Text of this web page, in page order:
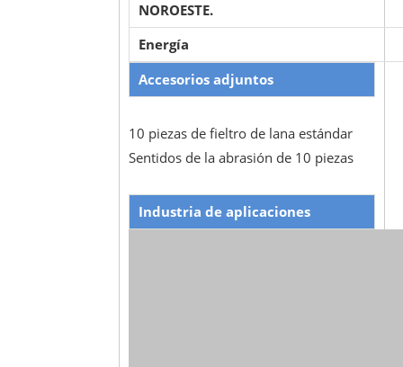
NOROESTE.
Energía
Accesorios adjuntos
10 piezas de fieltro de lana estándar
Sentidos de la abrasión de 10 piezas
Industria de aplicaciones